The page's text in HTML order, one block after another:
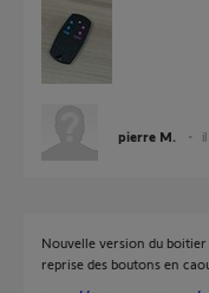
pierre M.
Nouvelle version du
reprise des boutons en